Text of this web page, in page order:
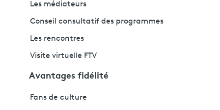
Les médiateurs
Conseil consultatif des programmes
Les rencontres
Visite virtuelle FTV
Avantages fidélité
Fans de culture